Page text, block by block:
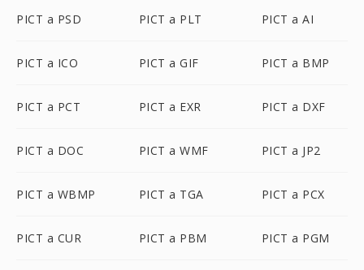
PICT a PSD PICT a PLT PICT a AI
PICT a ICO PICT a GIF PICT a BMP
PICT a PCT PICT a EXR PICT a DXF
PICT a DOC PICT a WMF PICT a JP2
PICT a WBMP PICT a TGA PICT a PCX
PICT a CUR PICT a PBM PICT a PGM